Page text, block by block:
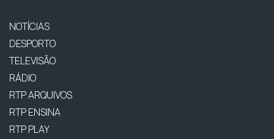
NOTÍCIAS
DESPORTO
TELEVISÃO
RÁDIO
RTP ARQUIVOS
RTP ENSINA
RTP PLAY